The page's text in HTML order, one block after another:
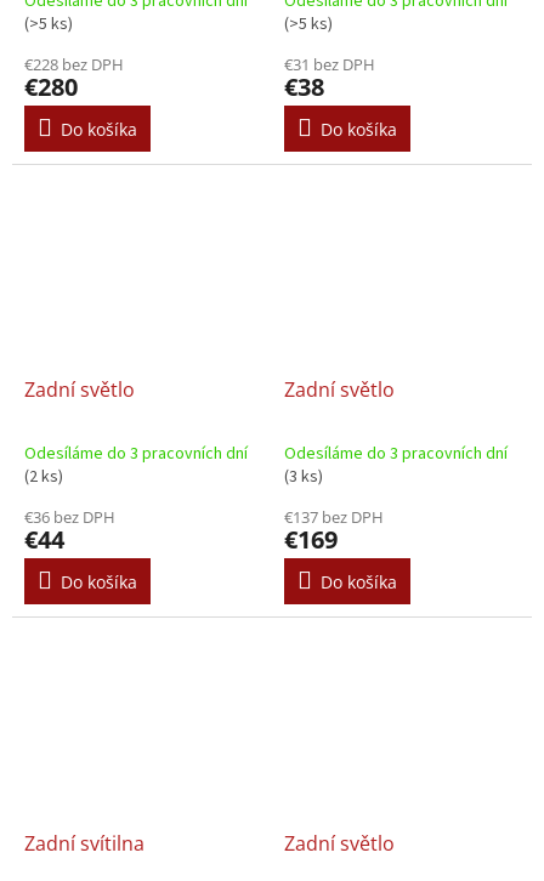
(>5 ks)
€228 bez DPH
€280
Do košíka
(>5 ks)
€31 bez DPH
€38
Do košíka
Zadní světlo
Odesíláme do 3 pracovních dní
(2 ks)
€36 bez DPH
€44
Do košíka
Zadní světlo
Odesíláme do 3 pracovních dní
(3 ks)
€137 bez DPH
€169
Do košíka
Zadní svítilna Zadní světlo